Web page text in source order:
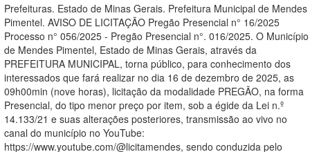
Prefeituras. Estado de Minas Gerais. Prefeitura Municipal de Mendes
Pimentel. AVISO DE LICITAÇÃO Pregão Presencial n° 16/2025
Processo n° 056/2025 - Pregão Presencial n°. 016/2025. O Município
de Mendes Pimentel, Estado de Minas Gerais, através da
PREFEITURA MUNICIPAL, torna público, para conhecimento dos
interessados que fará realizar no dia 16 de dezembro de 2025, as
09h00min (nove horas), licitação da modalidade PREGÃO, na forma
Presencial, do tipo menor preço por item, sob a égide da Lei n.º
14.133/21 e suas alterações posteriores, transmissão ao vivo no
canal do município no YouTube:
https://www.youtube.com/@licitamendes, sendo conduzida pelo